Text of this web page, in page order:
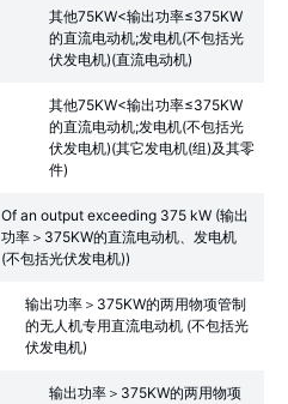
其他75KW<输出功率≤375KW
的直流电动机;发电机(不包括光
伏发电机)(直流电动机)
其他75KW<输出功率≤375KW
的直流电动机;发电机(不包括光
伏发电机)(其它发电机(组)及其零
件)
Of an output exceeding 375 kW (输出
功率＞375KW的直流电动机、发电机
(不包括光伏发电机))
输出功率＞375KW的两用物项管制
的无人机专用直流电动机 (不包括光
伏发电机)
输出功率＞375KW的两用物项